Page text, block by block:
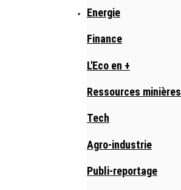
Energie
Finance
L'Eco en +
Ressources minières
Tech
Agro-industrie
Publi-reportage